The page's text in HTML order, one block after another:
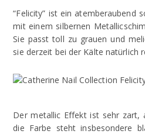
“Felicity” ist ein atemberaubend
mit einem silbernen
Sie passt toll zu grauen und
sie derzeit bei der Kälte natürlich
Der metallic Effekt ist sehr zart,
die Farbe steht insbesondere